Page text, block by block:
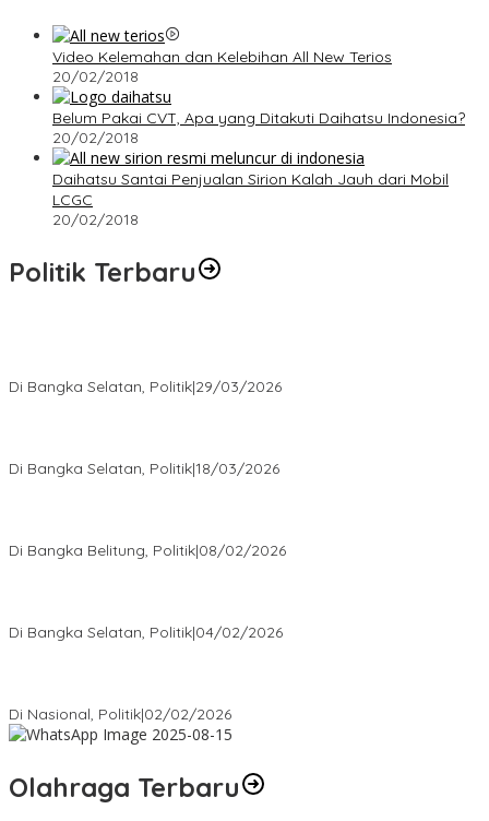
Video Kelemahan dan Kelebihan All New Terios
20/02/2018
Belum Pakai CVT, Apa yang Ditakuti Daihatsu Indonesia?
20/02/2018
Daihatsu Santai Penjualan Sirion Kalah Jauh dari Mobil
LCGC
20/02/2018
Politik Terbaru
Di Bangka Selatan, Politik|29/03/2026
Di Bangka Selatan, Politik|18/03/2026
Di Bangka Belitung, Politik|08/02/2026
Di Bangka Selatan, Politik|04/02/2026
Di Nasional, Politik|02/02/2026
Olahraga Terbaru